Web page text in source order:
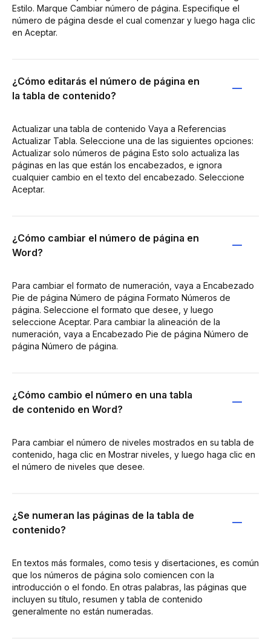
Estilo. Marque Cambiar número de página. Especifique el
número de página desde el cual comenzar y luego haga clic
en Aceptar.
¿Cómo editarás el número de página en
la tabla de contenido?
Actualizar una tabla de contenido Vaya a Referencias
Actualizar Tabla. Seleccione una de las siguientes opciones:
Actualizar solo números de página Esto solo actualiza las
páginas en las que están los encabezados, e ignora
cualquier cambio en el texto del encabezado. Seleccione
Aceptar.
¿Cómo cambiar el número de página en
Word?
Para cambiar el formato de numeración, vaya a Encabezado
Pie de página Número de página Formato Números de
página. Seleccione el formato que desee, y luego
seleccione Aceptar. Para cambiar la alineación de la
numeración, vaya a Encabezado Pie de página Número de
página Número de página.
¿Cómo cambio el número en una tabla
de contenido en Word?
Para cambiar el número de niveles mostrados en su tabla de
contenido, haga clic en Mostrar niveles, y luego haga clic en
el número de niveles que desee.
¿Se numeran las páginas de la tabla de
contenido?
En textos más formales, como tesis y disertaciones, es común
que los números de página solo comiencen con la
introducción o el fondo. En otras palabras, las páginas que
incluyen su título, resumen y tabla de contenido
generalmente no están numeradas.